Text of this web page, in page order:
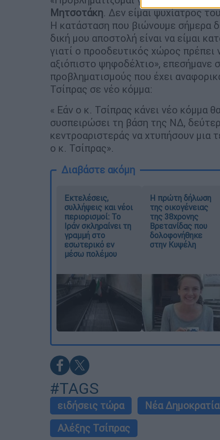
Μητσοτάκη. Δεν είμαι ψυχίατρος
Η κατάσταση που βιώνουμε σήμερα
δική μου αποστολή είναι να είμαι
γιατί ο προοδευτικός χώρος πρέπει
αξιόπιστο ψηφοδέλτιο», επεσήμανε
προβληματισμούς που έχει
Τσίπρας σε νέο κόμμα:
« Εάν ο κ. Τσίπρας κάνει νέο κόμμα
συσπειρώσει τη βάση της ΝΔ,
κεντροαριστεράς να χτυπήσουν μια
ο κ. Τσίπρας».
Διαβάστε ακόμη
Εκτελέσεις,
συλλήψεις και νέοι
περιορισμοί: Το
Ιράν σκληραίνει τη
γραμμή στο
εσωτερικό εν
μέσω πολέμου
Η πρώτη δήλωση
της οικογένειας
της 38χρονης
Βρετανίδας που
δολοφονήθηκε
στην Κυψέλη
#TAGS
ειδήσεις τώρα Νέα Δημοκρατία
Αλέξης Τσίπρας